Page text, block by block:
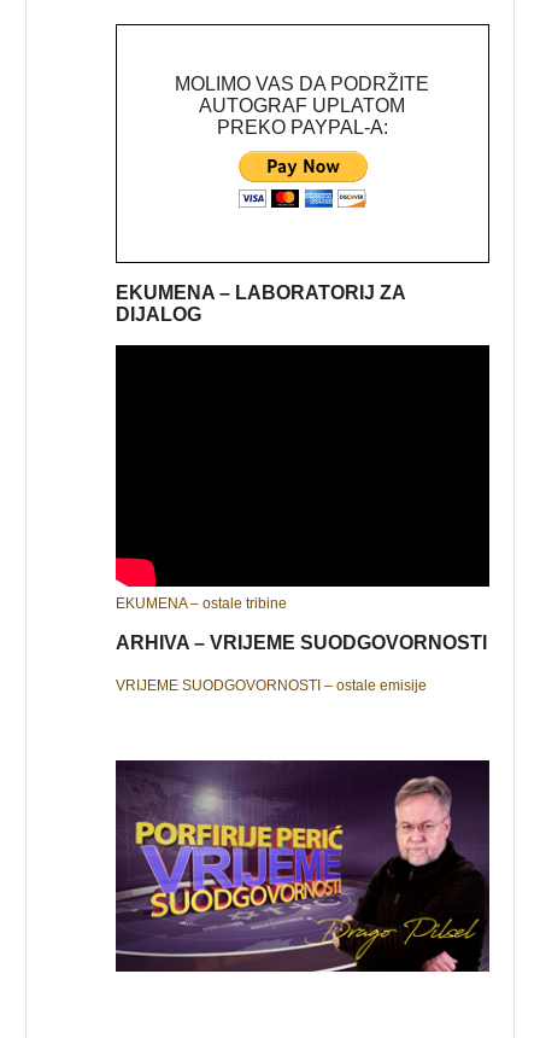
MOLIMO VAS DA PODRŽITE
AUTOGRAF UPLATOM
PREKO PAYPAL-A:
EKUMENA – LABORATORIJ ZA
DIJALOG
EKUMENA – ostale tribine
ARHIVA – VRIJEME SUODGOVORNOSTI
VRIJEME SUODGOVORNOSTI – ostale emisije